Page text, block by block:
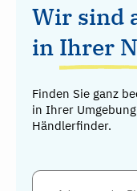
Wir sind
in Ihrer
Finden Sie ganz
in Ihrer
Händlerfinder.